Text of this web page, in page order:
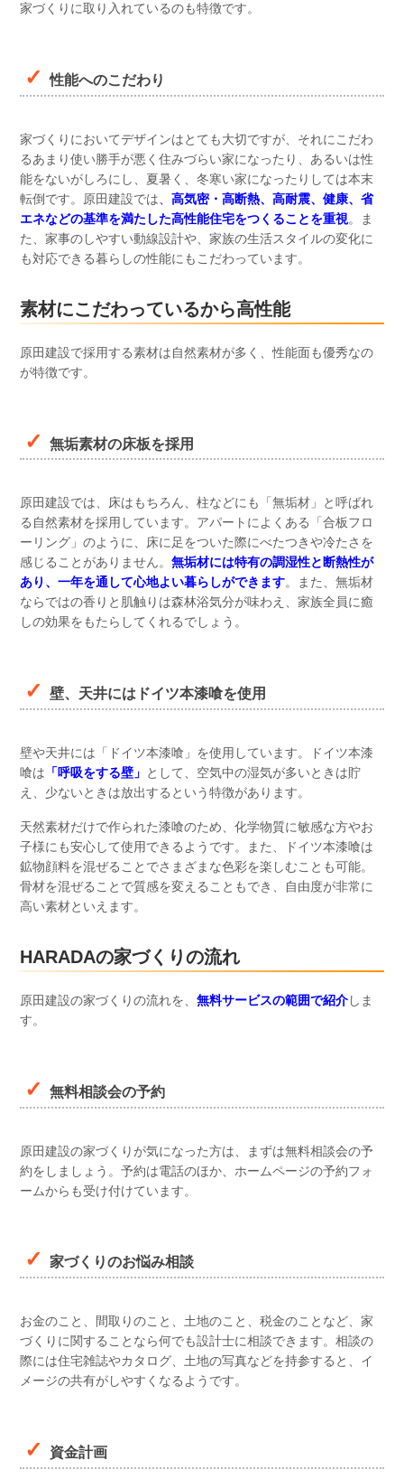
家づくりに取り入れているのも特徴です。
性能へのこだわり
家づくりにおいてデザインはとても大切ですが、それにこだわ
るあまり使い勝手が悪く住みづらい家になったり、あるいは性
能をないがしろにし、夏暑く、冬寒い家になったりしては本末
転倒です。原田建設では
高気密・高断熱、高耐震、健康、省
エネなどの基準を満たした高性能住宅をつくることを重視。ま
た、家事のしやすい動線設計や、家族の生活スタイルの変化に
も対応できる暮らしの性能にもこだわっています。
素材にこだわっているから高性能
原田建設で採用する素材は自然素材が多く、性能面も優秀なの
が特徴です。
無垢素材の床板を採用
原田建設では、床はもちろん、柱などにも「無垢材」と呼ばれ
る自然素材を採用しています。アパートによくある「合板フロ
ーリング」のように、床に足をついた際にべたつきや冷たさを
感じることがありません。 無垢材には特有の調湿性と断熱性が
あり、一年を通して心地よい暮らしができます。また、無垢材
ならではの香りと肌触りは森林浴気分が味わえ、家族全員に癒
しの効果をもたらしてくれるでしょう。
壁、天井にはドイツ本漆喰を使用
壁や天井には「ドイツ本漆喰」を使用しています。ドイツ本漆
喰は 「呼吸をする壁」 として、空気中の湿気が多いときは貯
え、少ないときは放出するという特徴があります。
天然素材だけで作られた漆喰のため、化学物質に敏感な方やお
子様にも安心して使用できるようです。また、ドイツ本漆喰は
鉱物顔料を混ぜることでさまざまな色彩を楽しむことも可能。
骨材を混ぜることで質感を変えることもでき、自由度が非常に
高い素材といえます。
HARADAの家づくりの流れ
原田建設の家づくりの流れを、 無料サービスの範囲で紹介しま
す。
無料相談会の予約
原田建設の家づくりが気になった方は、まずは無料相談会の予
約をしましょう。予約は電話のほか、ホームページの予約フォ
ームからも受け付けています。
家づくりのお悩み相談
お金のこと、間取りのこと、土地のこと、税金のことなど、家
づくりに関することなら何でも設計士に相談できます。相談の
際には住宅雑誌やカタログ、土地の写真などを持参すると、イ
メージの共有がしやすくなるようです。
資金計画